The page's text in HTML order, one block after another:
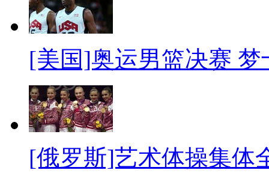
[美国]奥运男篮决赛
[俄罗斯]艺术体操集体